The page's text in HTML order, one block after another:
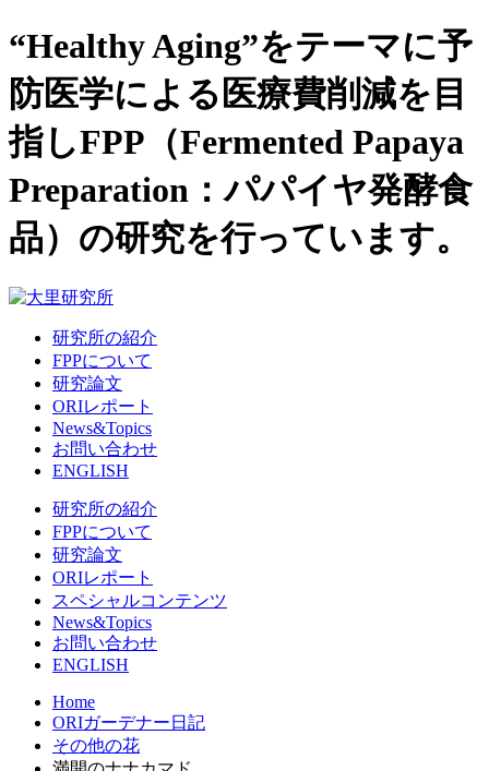
“Healthy Aging”をテーマに予
防医学による医療費削減を目
指しFPP（Fermented Papaya
Preparation：パパイヤ発酵食
品）の研究を行っています。
研究所の紹介
FPPについて
研究論文
ORIレポート
News&Topics
お問い合わせ
ENGLISH
研究所の紹介
FPPについて
研究論文
ORIレポート
スペシャルコンテンツ
News&Topics
お問い合わせ
ENGLISH
Home
ORIガーデナー日記
その他の花